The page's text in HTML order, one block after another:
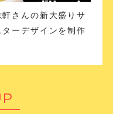
さんの新大盛りサ
ーデザインを制作